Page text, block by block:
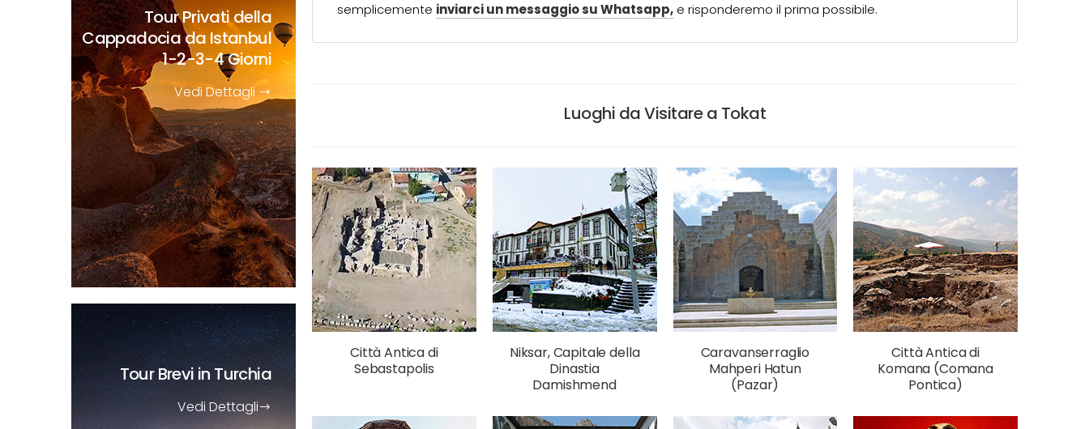
semplicemente inviarci un messaggio su Whatsapp, e risponderemo il prima possibile.
Luoghi da Visitare a Tokat
Città Antica di
Sebastapolis
Niksar, Capitale della
Dinastia
Damishmend
Caravanserraglio
Mahperi Hatun
(Pazar)
Città Antica di
Komana (Comana
Pontica)
Tour Privati della
Cappadocia da Istanbul
1-2-3-4 Giorni
Vedi Dettagli
Tour Brevi in Turchia
Vedi Dettagli